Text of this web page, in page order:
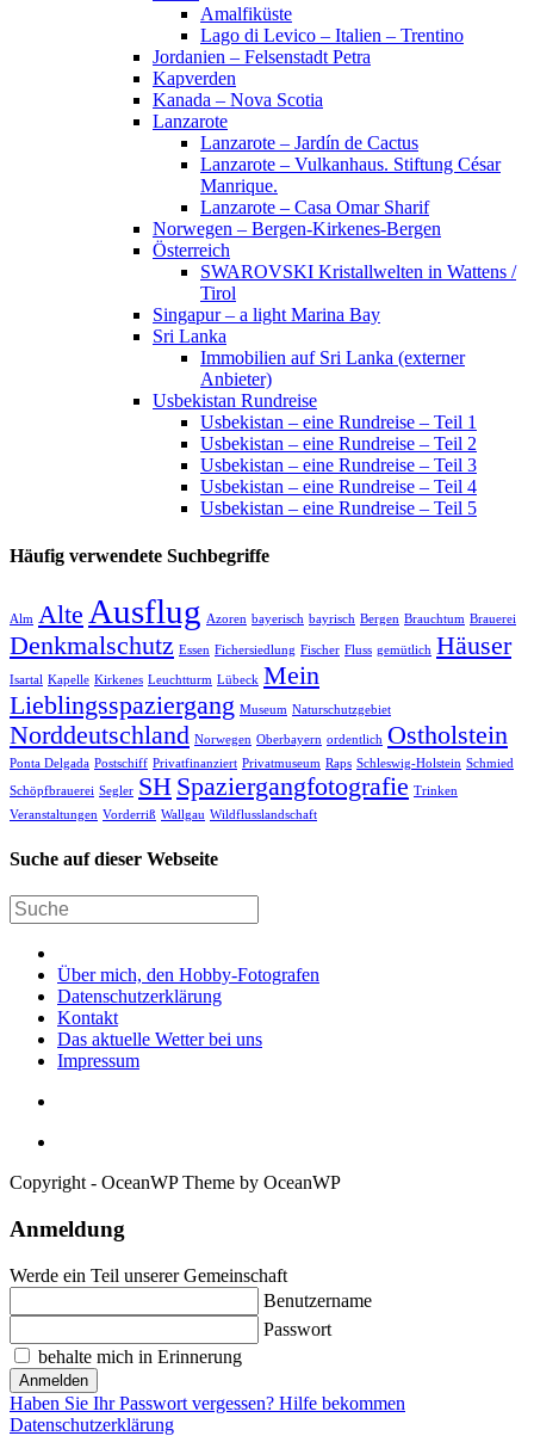
Amalfiküste
Lago di Levico – Italien – Trentino
Jordanien – Felsenstadt Petra
Kapverden
Kanada – Nova Scotia
Lanzarote
Lanzarote – Jardín de Cactus
Lanzarote – Vulkanhaus. Stiftung César
Manrique.
Lanzarote – Casa Omar Sharif
Norwegen – Bergen-Kirkenes-Bergen
Österreich
SWAROVSKI Kristallwelten in Wattens /
Tirol
Singapur – a light Marina Bay
Sri Lanka
Immobilien auf Sri Lanka (externer
Anbieter)
Usbekistan Rundreise
Usbekistan – eine Rundreise – Teil 1
Usbekistan – eine Rundreise – Teil 2
Usbekistan – eine Rundreise – Teil 3
Usbekistan – eine Rundreise – Teil 4
Usbekistan – eine Rundreise – Teil 5
Häufig verwendete Suchbegriffe
Alm Alte Ausflug Azoren bayerisch bayrisch Bergen Brauchtum Brauerei
Denkmalschutz Essen Fichersiedlung Fischer Fluss gemütlich Häuser
Isartal Kapelle Kirkenes Leuchtturm Lübeck Mein
Lieblingsspaziergang Museum Naturschutzgebiet
Norddeutschland Norwegen Oberbayern ordentlich Ostholstein
Ponta Delgada Postschiff Privatfinanziert Privatmuseum Raps Schleswig-Holstein Schmied
Schöpfbrauerei Segler SH Spaziergangfotografie Trinken
Veranstaltungen Vorderriß Wallgau Wildflusslandschaft
Suche auf dieser Webseite
Über mich, den Hobby-Fotografen
Datenschutzerklärung
Kontakt
Das aktuelle Wetter bei uns
Impressum
Copyright - OceanWP Theme by OceanWP
Anmeldung
Werde ein Teil unserer Gemeinschaft
Benutzername
Passwort
behalte mich in Erinnerung
Anmelden
Haben Sie Ihr Passwort vergessen? Hilfe bekommen
Datenschutzerklärung